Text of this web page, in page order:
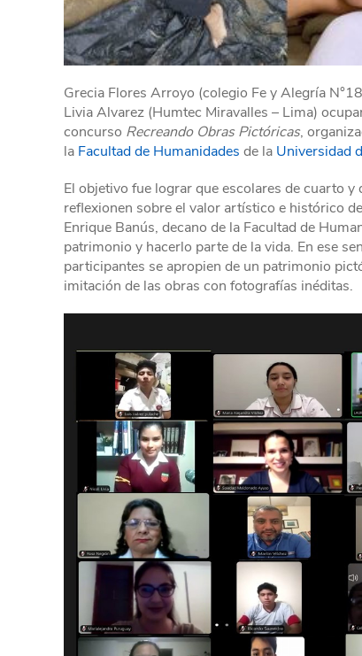
Grecia Flores Arroyo (colegio Fe y Alegría
Livia Alvarez (Humtec Miravalles – Lima)
concurso Recreando Obras Pictóricas,
la Facultad de Humanidades de la Universidad
El objetivo fue lograr que escolares de cuarto
reflexionen sobre el valor artístico e histórico
Enrique Banús, decano de la Facultad de
patrimonio y hacerlo parte de la vida. En ese
participantes se apropien de un patrimonio
imitación de las obras con fotografías inéditas.